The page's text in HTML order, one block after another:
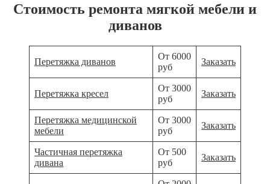
Стоимость ремонта мягкой мебели и
диванов
Перетяжка диванов
От 6000
руб
Заказать
Перетяжка кресел
От 3000
руб
Заказать
Перетяжка медицинской
мебели
От 3000
руб
Заказать
Частичная перетяжка
дивана
От 500
руб
Заказать